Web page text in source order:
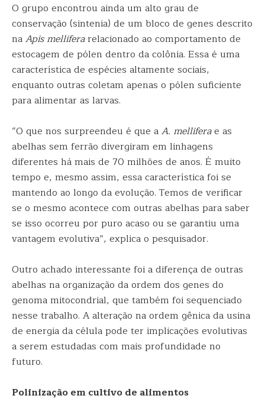
O grupo encontrou ainda um alto grau de
conservação (sintenia) de um bloco de genes descrito
naApis melliferarelacionado ao comportamento de
estocagem de pólen dentro da colônia. Essa é uma
característica de espécies altamente sociais,
enquanto outras coletam apenas o pólen suficiente
para alimentar as larvas.
“O que nos surpreendeu é que aA. melliferae as
abelhas sem ferrão divergiram em linhagens
diferentes há mais de 70 milhões de anos. É muito
tempo e, mesmo assim, essa característica foi se
mantendo ao longo da evolução. Temos de verificar
se o mesmo acontece com outras abelhas para saber
se isso ocorreu por puro acaso ou se garantiu uma
vantagem evolutiva”, explica o pesquisador.
Outro achado interessante foi a diferença de outras
abelhas na organização da ordem dos genes do
genoma mitocondrial, que também foi sequenciado
nesse trabalho. A alteração na ordem gênica da usina
de energia da célula pode ter implicações evolutivas
a serem estudadas com mais profundidade no
futuro.
Polinização em cultivo de alimentos